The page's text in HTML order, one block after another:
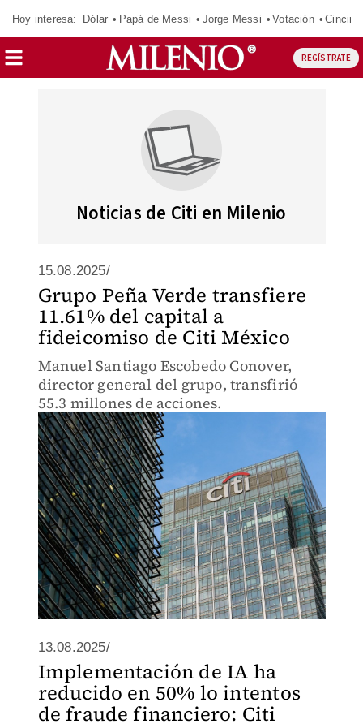
Hoy interesa: Dólar Papá de Messi Jorge Messi Votación
REGÍSTRATE
Noticias de Citi en Milenio
15.08.2025/
Grupo Peña Verde transfiere
11.61% del capital a
fideicomiso de Citi México
Manuel Santiago Escobedo Conover,
director general del grupo, transfirió
55.3 millones de acciones.
13.08.2025/
Implementación de IA ha
reducido en 50% lo intentos
de fraude financiero: Citi